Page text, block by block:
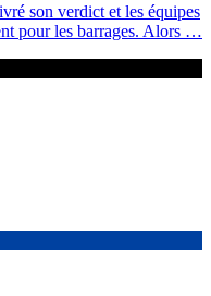
son verdict et les équipes
pour les barrages. Alors …